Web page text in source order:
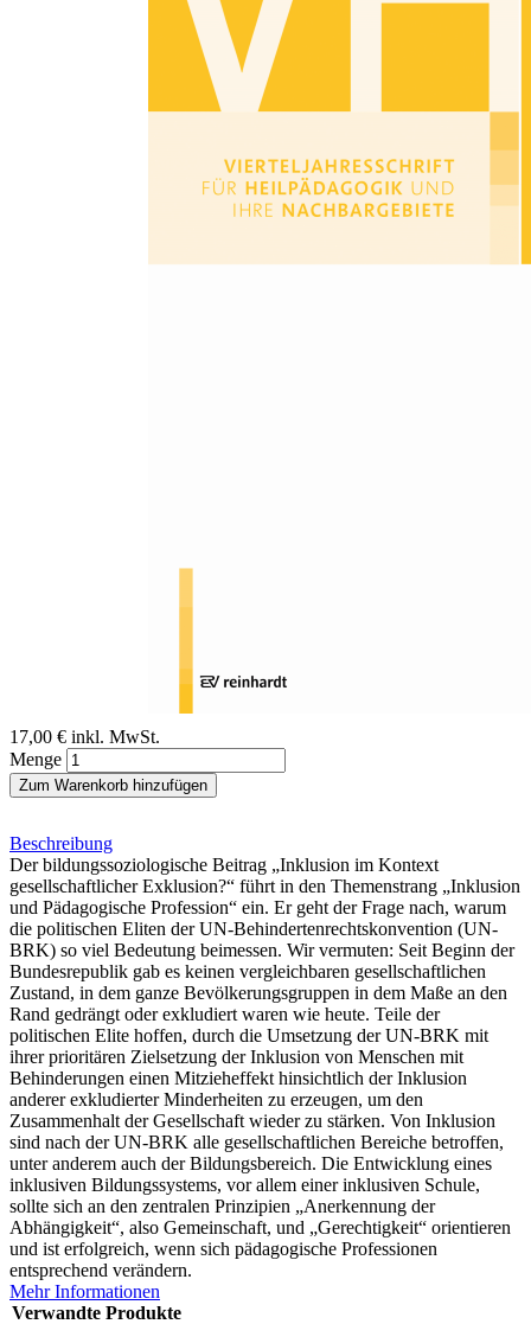
gesellschaftlicher Exklusion?
17,00 € inkl. MwSt.
Menge
Zum Warenkorb hinzufügen
Beschreibung
Der bildungssoziologische Beitrag „Inklusion im Kontext
gesellschaftlicher Exklusion?“ führt in den Themenstrang „Inklusion
und Pädagogische Profession“ ein. Er geht der Frage nach, warum
die politischen Eliten der UN-Behindertenrechtskonvention (UN-
BRK) so viel Bedeutung beimessen. Wir vermuten: Seit Beginn der
Bundesrepublik gab es keinen vergleichbaren gesellschaftlichen
Zustand, in dem ganze Bevölkerungsgruppen in dem Maße an den
Rand gedrängt oder exkludiert waren wie heute. Teile der
politischen Elite hoffen, durch die Umsetzung der UN-BRK mit
ihrer prioritären Zielsetzung der Inklusion von Menschen mit
Behinderungen einen Mitzieheffekt hinsichtlich der Inklusion
anderer exkludierter Minderheiten zu erzeugen, um den
Zusammenhalt der Gesellschaft wieder zu stärken. Von Inklusion
sind nach der UN-BRK alle gesellschaftlichen Bereiche betroffen,
unter anderem auch der Bildungsbereich. Die Entwicklung eines
inklusiven Bildungssystems, vor allem einer inklusiven Schule,
sollte sich an den zentralen Prinzipien „Anerkennung der
Abhängigkeit“, also Gemeinschaft, und „Gerechtigkeit“ orientieren
und ist erfolgreich, wenn sich pädagogische Professionen
entsprechend verändern.
Mehr Informationen
Verwandte Produkte